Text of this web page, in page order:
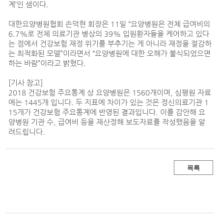
계’인 셈이다.
대한요양병원협회 손덕현 회장은 11일 “요양병원은 전체 급여비의
6.7%로 전체 의료기관 병상의 39% 입원환자들을 케어하고 있다
는 점에서 건강보험 재정 위기를 부추기는 게 아니라 재정을 절감하
는 최적화된 모델”이라면서 “요양병원에 대한 오해가 불식되었으면
하는 바람”이라고 밝혔다.
[기사 참고]
2018 건강보험 주요통계 상 요양병원은 1560개이며, 심평원 자료
에는 1445개 입니다. 두 지표에 차이가 있는 것은 정신의료기관 1
15개가 건강보험 주요통계에 반영된 결과입니다. 이를 감안해 요
양병원 기관 수, 급여비 등을 재산정해 보도자료를 작성했음을 알
려드립니다.
목록